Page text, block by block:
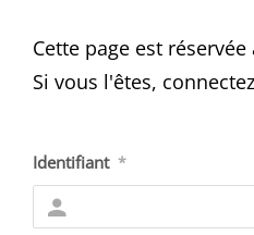
Cette page est
Si vous l'êtes,
Identifiant *